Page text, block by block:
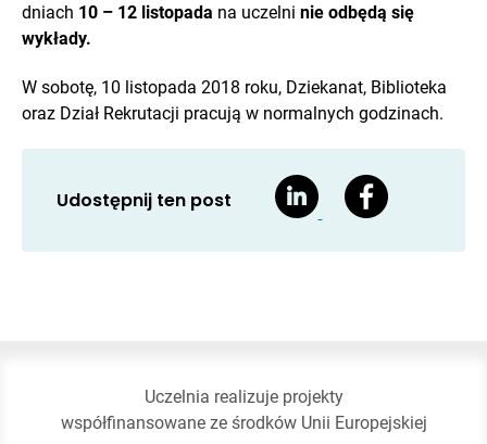
dniach 10 – 12 listopada na uczelni nie odbędą się
wykłady.
W sobotę, 10 listopada 2018 roku, Dziekanat, Biblioteka
oraz Dział Rekrutacji pracują w normalnych godzinach.
Udostępnij ten post
Uczelnia realizuje projekty
współfinansowane ze środków Unii Europejskiej